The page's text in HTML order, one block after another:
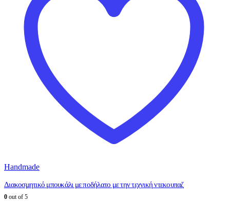
Handmade
Διακοσμητικό μπουκάλι με ποδήλατο με την τεχνική ντεκουπαζ
0 out of 5